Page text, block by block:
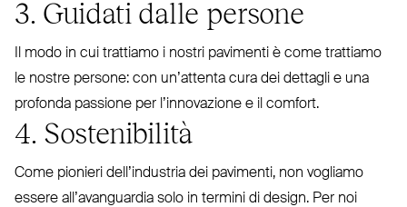
3. Guidati dalle persone
Il modo in cui trattiamo i nostri pavimenti è come trattiamo
le nostre persone: con un’attenta cura dei dettagli e una
profonda passione per l’in­no­vazione e il comfort.
4. Sostenibilità
Come pionieri del­l’in­dustria dei pavimenti, non vogliamo
essere all’a­van­guardia solo in termini di design. Per noi